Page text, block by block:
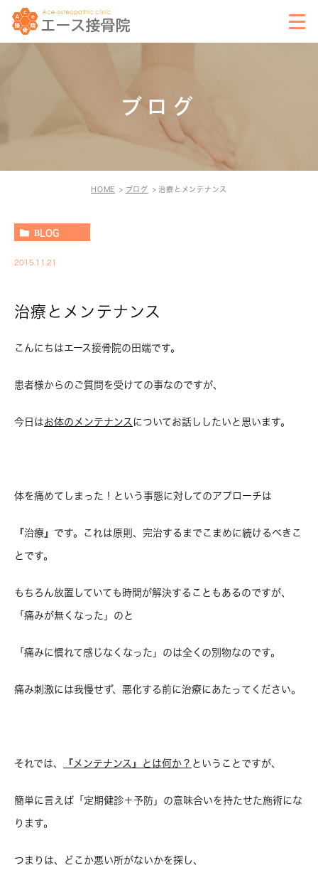
ブログ
HOME ブログ 治療とメンテナンス
BLOG
2015.11.21
治療とメンテナンス
こんにちはエース接骨院の田端です。
患者様からのご質問を受けての事なのですが、
今日はお体のメンテナンス についてお話ししたいと思います。
体を痛めてしまった！という事態に対してのアプローチは
『治療』です。これは原則、完治するまでこまめに続けるべきこ
とです。
もちろん放置していても時間が解決することもあるのですが、
「痛みが無くなった」のと
「痛みに慣れて感じなくなった」のは全くの別物なのです。
痛み刺激には我慢せず、悪化する前に治療にあたってください。
それでは、 『メンテナンス』とは何か？ ということですが、
簡単に言えば「定期健診＋予防」の意味合いを持たせた施術にな
ります。
つまりは、どこか悪い所がないかを探し、